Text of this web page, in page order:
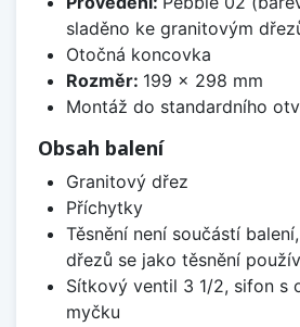
sladěno ke granitovým
Otočná koncovka
Rozměr: 199 x 298 mm
Montáž do standardního
Obsah balení
Granitový dřez
Příchytky
Těsnění není součástí
dřezů se jako těsnění
Sítkový ventil 3 1/2, sifon s
myčku